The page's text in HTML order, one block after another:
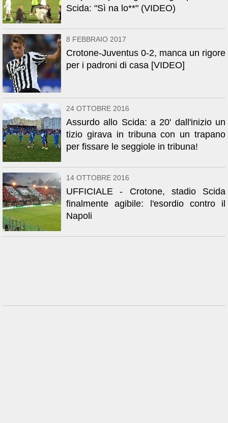
Scida: "Sì na lo**" (VIDEO)
8 FEBBRAIO 2017
Crotone-Juventus 0-2, manca un rigore
per i padroni di casa [VIDEO]
24 OTTOBRE 2016
Assurdo allo Scida: a 20' dall'inizio un
tizio girava in tribuna con un trapano
per fissare le seggiole in tribuna!
14 OTTOBRE 2016
UFFICIALE - Crotone, stadio Scida
finalmente agibile: l'esordio contro il
Napoli